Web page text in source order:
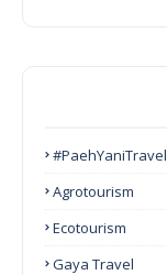
#PaehYaniTravel
Agrotourism
Ecotourism
Gaya Travel